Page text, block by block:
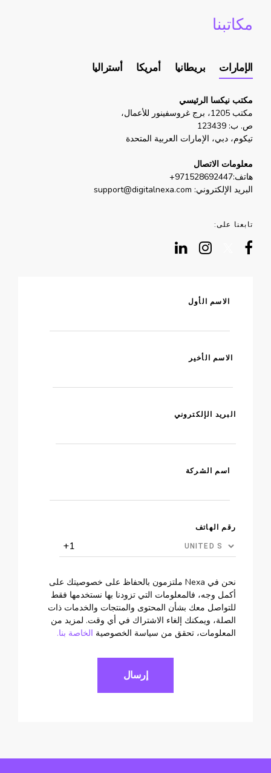
بريطانيا أمريكا أستراليا
نيكسا الرئيسي
دبي، الإمارات العربية المتحدة
الاتصال
+971528692447
الإلكتروني:support@digitalnexa.com
على:
الاسم الأول
الاسم الأخير
البريد الإلكتروني
اسم الشركة
رقم الهاتف
نحن في Nexa ملتزمون بالحفاظ على خصوصيتك على
أكمل وجه، فالمعلومات التي تزودنا بها نستخدمها فقط
للتواصل معك بشأن المحتوى والمنتجات والخدمات ذات
الصلة، ويمكنك إلغاء الاشتراك في أي وقت. لمزيد من
المعلومات، تحقق من سياسة الخصوصيةالخاصة بنا.